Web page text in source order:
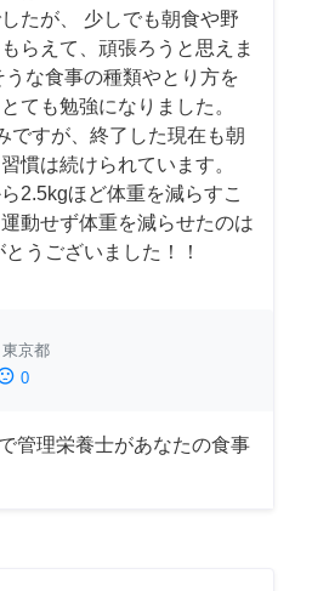
たが、 少しでも朝食や野
らえて、頑張ろうと思えま
うな食事の種類やとり方を
ても勉強になりました。
ですが、終了した現在も朝
慣は続けられています。
2.5kgほど体重を減らすこ
動せず体重を減らせたのは
うございました！！
東京都
0
管理栄養士があなたの食事